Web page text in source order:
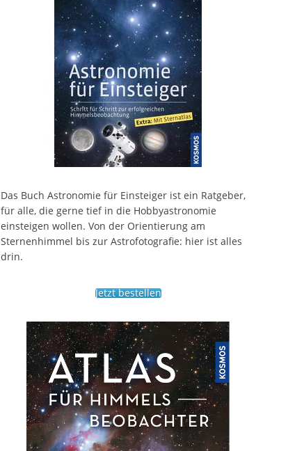
Das Buch Astronomie für Einsteiger ist ein Ratgeber,
für alle, die gerne tief in die Hobbyastronomie
einsteigen wollen. Von der Orientierung am
Sternenhimmel bis zur Astrofotografie: hier ist alles
drin.
Jetzt bestellen